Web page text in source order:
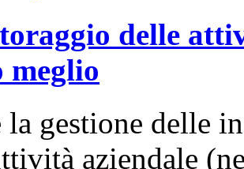
delle
meglio
la gestione delle
aziendale